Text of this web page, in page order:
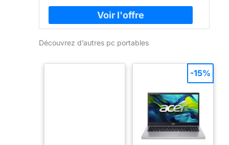
Découvrez d’autres pc portables
-15%